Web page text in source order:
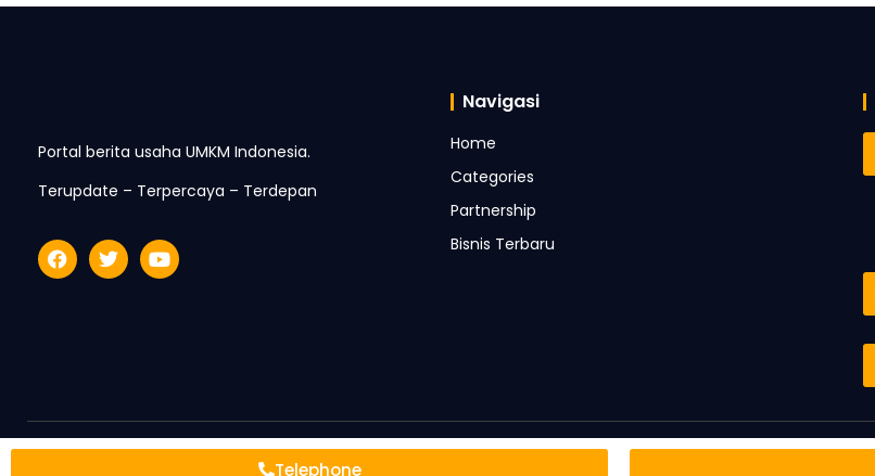
Portal berita usaha UMKM Indonesia.
Terupdate – Terpercaya – Terdepan
Navigasi
Home
Categories
Partnership
Bisnis Terbaru
Telephone